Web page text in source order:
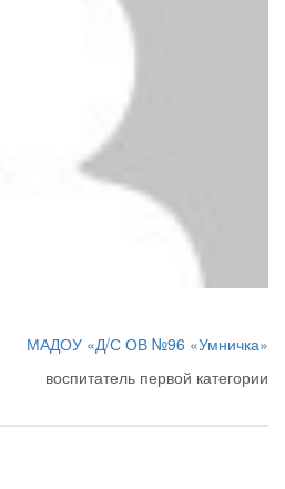
МАДОУ «Д/С ОВ №96 «Умничка»
воспитатель первой категории